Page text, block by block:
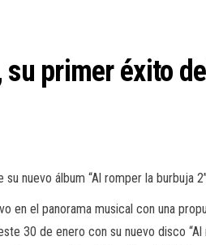
primer éxito del
nuevo álbum “Al romper la burbuja
en el panorama musical con una
30 de enero con su nuevo disco